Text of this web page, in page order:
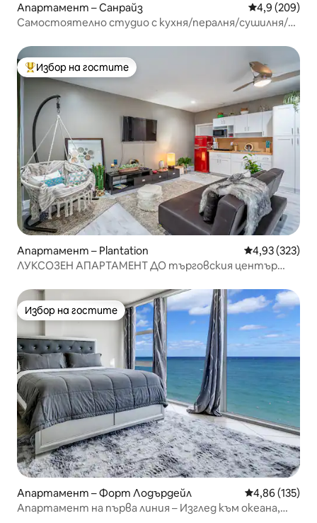
Апартамент – Санрайз Средна
4,9 (209)
Самостоятелно студио с кухня/пералня/сушилня/
Най-популярен избор на гостите
Избор на гостите
Апартамент – Plantation Средна
4,93 (323)
ЛУКСОЗЕН АПАРТАМЕНТ ДО търговския център
Избор на гостите
Избор на гостите
Апартамент – Форт Лодърдейл Средна
4,86 (135)
Апартамент на първа линия – Изглед към океана,